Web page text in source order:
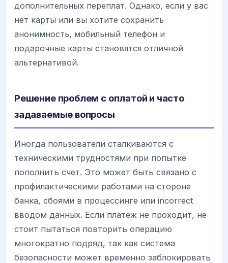
дополнительных переплат. Однако, если у вас
нет карты или вы хотите сохранить
анонимность, мобильный телефон и
подарочные карты становятся отличной
альтернативой.
Решение проблем с оплатой и часто
задаваемые вопросы
Иногда пользователи сталкиваются с
техническими трудностями при попытке
пополнить счет. Это может быть связано с
профилактическими работами на стороне
банка, сбоями в процессинге или incorrect
вводом данных. Если платеж не проходит, не
стоит пытаться повторить операцию
многократно подряд, так как система
безопасности может временно заблокировать